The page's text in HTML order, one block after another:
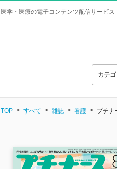
医学・医療の電子コンテンツ配信サービス
カテ
TOP すべて 雑誌 看護 プチナ